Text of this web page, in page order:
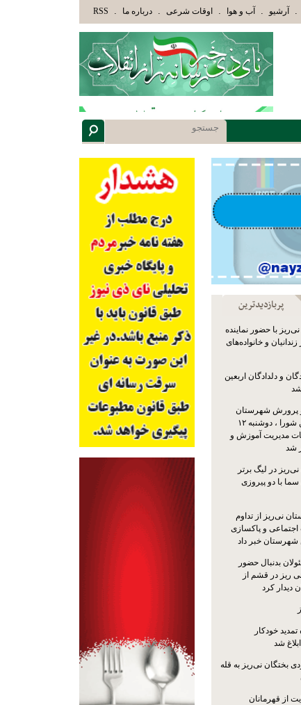
را میشنوند و سپس بهترین را انتخاب میکنند(سوره مبارکه زمر آیه 18) . آرشیو . آب و هوا . اوقات شرعی . درباره ما .
RSS
پربازدیدترین
با حضور نماینده
و خانواده‌های
و دلدادگان اربعین
پرورش شهرستان
نی‌ریز با حضور اعضای این شورا ، دوشنبه ۱۲
مدیریت آموزش و
شد
در لیگ برتر
با دو پیروزی
نی‌ریز از تداوم
اجتماعی و پاکسازی
شهرستان خبر داد
بدنبال حضور
ریز در قشم از
دیدار کرد
خودکار
شد
بختگان نی‌ریز به قله
از قهرمانان